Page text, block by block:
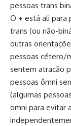
pessoas trans
O + está ali para
trans (ou não-
outras
pessoas cétero/
sentem atração
pessoas ômni
(algumas
omni para evitar